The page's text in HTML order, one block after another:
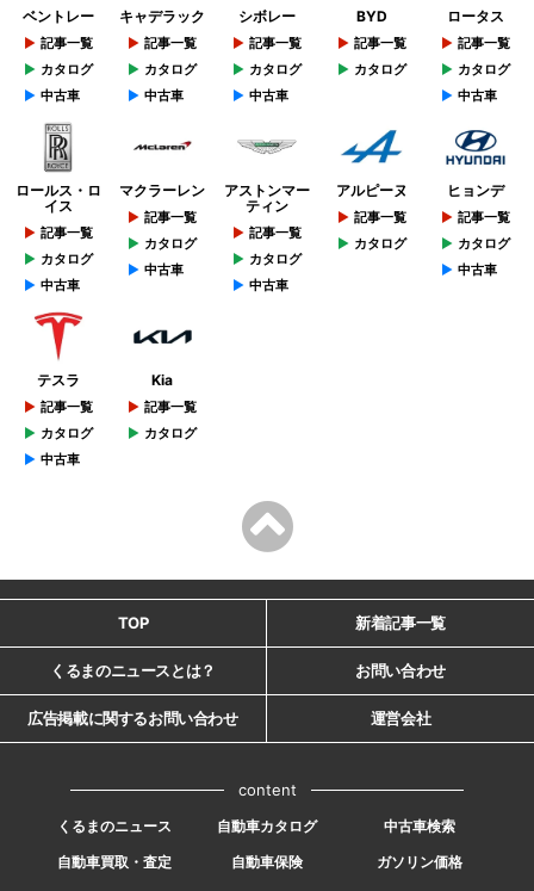
ベントレー
記事一覧
カタログ
中古車
キャデラック
記事一覧
カタログ
中古車
シボレー
記事一覧
カタログ
中古車
BYD
記事一覧
カタログ
ロータス
記事一覧
カタログ
中古車
ロールス・ロ
イス
記事一覧
カタログ
中古車
マクラーレン
記事一覧
カタログ
中古車
アストンマー
ティン
記事一覧
カタログ
中古車
アルピーヌ
記事一覧
カタログ
ヒョンデ
記事一覧
カタログ
中古車
テスラ
記事一覧
カタログ
中古車
Kia
記事一覧
カタログ
TOP 新着記事一覧
くるまのニュースとは？ お問い合わせ
広告掲載に関するお問い合わせ 運営会社
content
くるまのニュース 自動車カタログ
中古車検索
自動車買取・査定
自動車保険 ガソリン価格